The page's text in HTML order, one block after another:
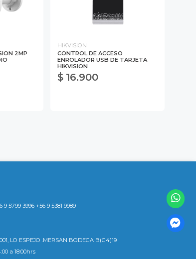
2MP
HIKVISION
CONTROL DE ACCESO
ENROLADOR USB DE TARJETA
HIKVISION
$ 16.900
5799 3996 +56 9 5381 9989
LO ESPEJO .MERSAN BODEGA B(G4)19
a 18:00hrs